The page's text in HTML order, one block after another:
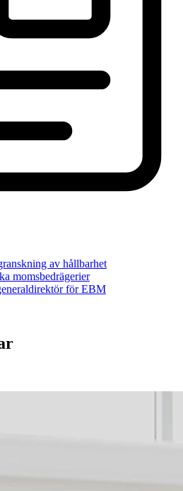
av hållbarhet
momsbedrägerier
för EBM